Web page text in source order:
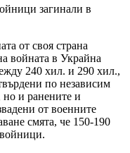
загинали в
от своя страна
войната в Украйна
240 хил. и 290 хил.,
по независим
но и ранените и
от военните
смята, че 150-190